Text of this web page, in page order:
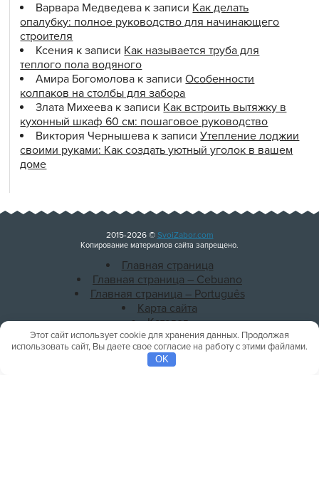
Варвара Медведева к записи Как делать
опалубку: полное руководство для начинающего
строителя
Ксения к записи Как называется труба для
теплого пола водяного
Амира Богомолова к записиОсобенности
колпаков на столбы для забора
Злата Михеева к записи Как встроить вытяжку в
кухонный шкаф 60 см: пошаговое руководство
Виктория Чернышева к записиУтепление лоджии
своими руками: Как создать уютный уголок в вашем
доме
2015-2026 © SvoiZabor.com
Копирование материалов сайта запрещено.
Главная страница
Главная страница – Cebuano
Главная страница – Português
Карта сайта
Каталог
Политика конфиденциальности
Этот сайт использует cookie для хранения данных. Продолжая
использовать сайт, Вы даете свое согласие на работу с этими файлами.
OK